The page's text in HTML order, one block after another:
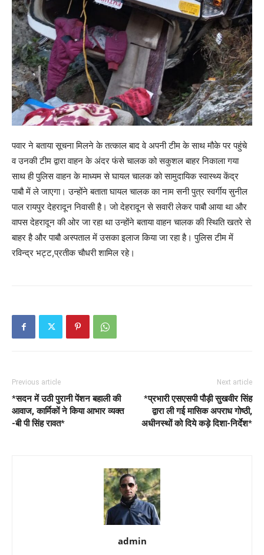
पवार ने बताया सूचना मिलने के तत्काल बाद वे अपनी टीम के साथ मौके पर पहुंचे
व उनकी टीम द्वारा वाहन के अंदर फंसे चालक को सकुशल बाहर निकाला गया
साथ ही पुलिस वाहन के माध्यम से घायल चालक को सामुदायिक स्वास्थ्य केंद्र
पाबौ में ले जाएगा। उन्होंने बताता घायल चालक का नाम सनी पुत्र स्वर्गीय सुनील
पाल रायपुर देहरादून निवासी है। जो देहरादून से सवारी लेकर पाबौ आया था और
वापस देहरादून की ओर जा रहा था उन्होंने बताया वाहन चालक की स्थिति खतरे से
बाहर है और पाबौ अस्पताल में उसका इलाज किया जा रहा है। पुलिस टीम में
रविन्द्र भट्ट,प्रतीक चौधरी शामिल रहे।
Previous article
*सदन में उठी पुरानी पेंशन बहाली की
आवाज, कार्मिकों ने किया आभार व्यक्त
-बी पी सिंह रावत*
Next article
*प्रभारी एसएसपी पौड़ी सुखवीर सिंह
द्वारा ली गई मासिक अपराध गोष्ठी,
अधीनस्थों को दिये कड़े दिशा-निर्देश*
admin